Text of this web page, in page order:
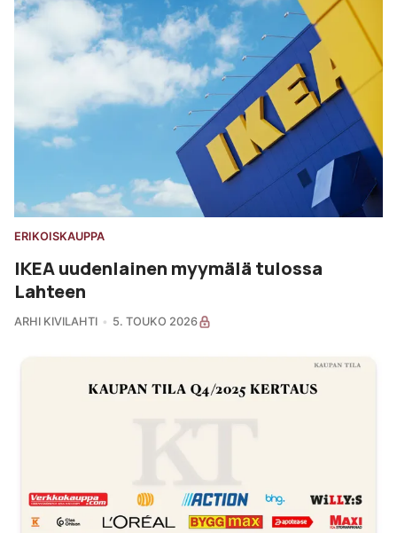
ERIKOISKAUPPA
IKEA uudenlainen myymälä tulossa
Lahteen
ARHI KIVILAHTI 5. TOUKO 2026